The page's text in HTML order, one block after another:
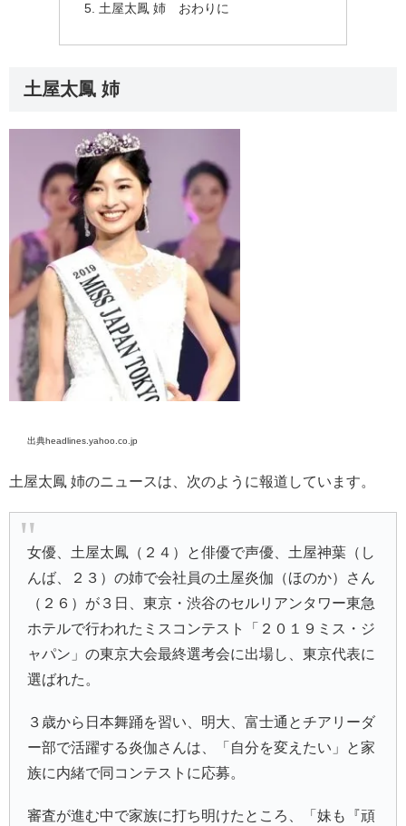
土屋太鳳 姉 おわりに
土屋太鳳 姉
出典headlines.yahoo.co.jp
土屋太鳳 姉のニュースは、次のように報道しています。
女優、 土屋太鳳 （２４）と俳優で声優、 土屋神葉 （し
んば、２３）の姉で会社員の土屋炎伽 （ほのか）さん
（２６）が３日、東京・渋谷のセルリアンタワー東急
ホテルで行われたミスコンテスト「 ２０１９ミス・ジ
ャパン 」の東京大会最終選考会に出場し、東京代表に
選ばれた。
３歳から日本舞踊を習い、明大、富士通とチアリーダ
ー部で活躍する炎伽さんは、「自分を変えたい」と家
族に内緒で同コンテストに応募。
審査が進む中で家族に打ち明けたところ、「妹も『頑